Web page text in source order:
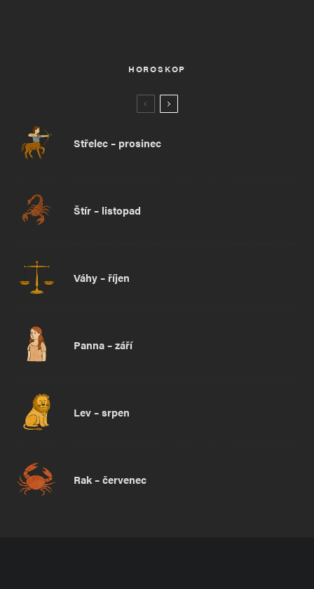
HOROSKOP
Střelec – prosinec
Štír – listopad
Váhy – říjen
Panna – září
Lev – srpen
Rak – červenec